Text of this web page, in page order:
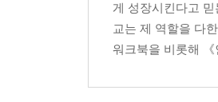
- K-SEL의 탄생: 도입
- K-SEL의 고유한 특징
게 성장시킨다고
교는 제 역할을 다
워크북을 비롯해 《